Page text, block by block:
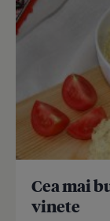
Cea mai
vinete